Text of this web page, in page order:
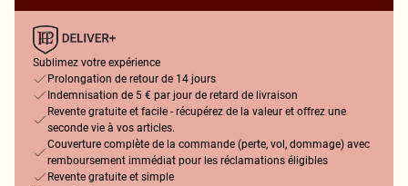
Sublimez votre expérience
Prolongation de retour de 14 jours
Indemnisation de 5 € par jour de retard de livraison
Revente gratuite et facile - récupérez de la valeur et offrez une
seconde vie à vos articles.
Couverture complète de la commande (perte, vol, dommage) avec
remboursement immédiat pour les réclamations éligibles
Revente gratuite et simple